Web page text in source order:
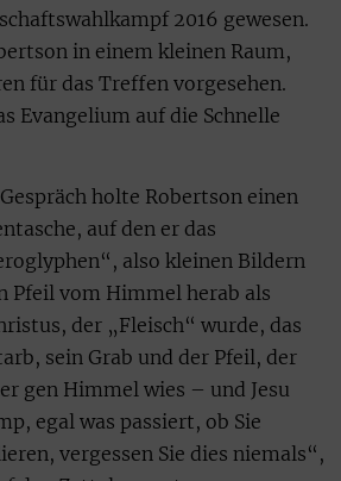
2016 gewesen.
in einem kleinen Raum,
für das Treffen vorgesehen.
Evangelium auf die Schnelle
holte Robertson einen
auf den er das
also kleinen Bildern
Pfeil vom Himmel herab als
der „Fleisch“ wurde, das
sein Grab und der Pfeil, der
gen Himmel wies – und Jesu
egal was passiert, ob Sie
vergessen Sie dies niemals“,